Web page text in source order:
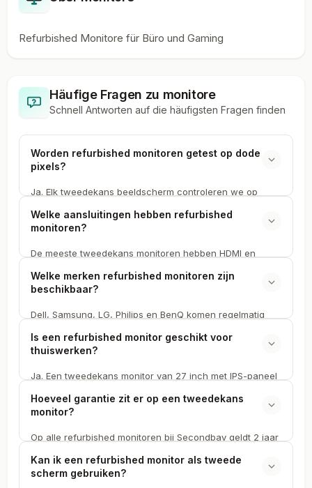
Refurbished Monitore für Büro und Gaming
Häufige Fragen zu monitore
Schnell Antworten auf die häufigsten Fragen finden
Worden refurbished monitoren getest op dode
pixels?
Ja. Elk tweedekans beeldscherm controleren we op
monitoren met meer dan drie dode pixels bieden we niet
Welke aansluitingen hebben refurbished
monitoren?
De meeste tweedekans monitoren hebben HDMI en
USB-C met power delivery, waarmee je je laptop tegelijk
staan op de productpagina.
Welke merken refurbished monitoren zijn
beschikbaar?
Dell, Samsung, LG, Philips en BenQ komen regelmatig
aanbod refurbished monitoren wisselt van 24 tot 34 inch.
Is een refurbished monitor geschikt voor
thuiswerken?
Ja. Een tweedekans monitor van 27 inch met IPS-paneel
Refurbished zakelijke monitoren van Dell of Philips zijn
Hoeveel garantie zit er op een tweedekans
monitor?
Op alle refurbished monitoren bij Secondbay geldt 2 jaar
aansluitingen en de elektronica. Binnen 14 dagen kun je
Kan ik een refurbished monitor als tweede
scherm gebruiken?